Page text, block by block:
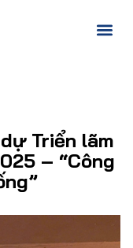
Triển lãm
– “Công